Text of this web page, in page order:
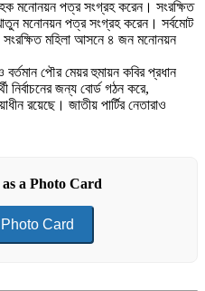
হক মনোনয়ন পত্র সংগ্রহ করেন। সংরক্ষিত
মনোনয়ন পত্র সংগ্রহ করেন। সর্বমোট
মহিলা আসনে ৪ জন মনোনয়ন
পৌর মেয়র হুমায়ন কবির প্রধান
নির্বাচনের জন্য বোর্ড গঠন করে,
রয়েছে। জাতীয় পার্টির নেতারাও
a Photo Card
Card